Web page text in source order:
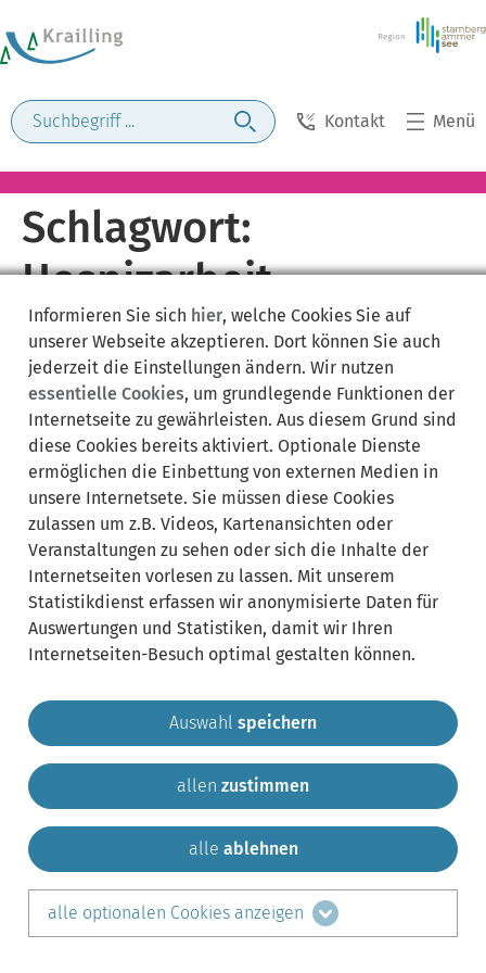
Kontakt Menü
Schlagwort:
Hospizarbeit
Gemeinde Krailling Impressum
Sitemap
Kontakt
teilen auf:
LinkedIn
Informieren Sie sich hier, welche Cookies Sie auf
unserer Webseite akzeptieren. Dort können Sie auch
jederzeit die Einstellungen ändern. Wir nutzen
essentielle Cookies, um grundlegende Funktionen der
Internetseite zu gewährleisten. Aus diesem Grund sind
diese Cookies bereits aktiviert. Optionale Dienste
ermöglichen die Einbettung von externen Medien in
unsere Internetsete. Sie müssen diese Cookies
zulassen um z.B. Videos, Kartenansichten oder
Veranstaltungen zu sehen oder sich die Inhalte der
Internetseiten vorlesen zu lassen. Mit unserem
Statistikdienst erfassen wir anonymisierte Daten für
Auswertungen und Statistiken, damit wir Ihren
Internetseiten-Besuch optimal gestalten können.
Auswahl speichern
allen zustimmen
alle ablehnen
alle optionalen Cookies anzeigen